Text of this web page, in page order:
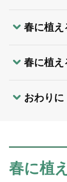
春に植え
春に植え
おわりに
春に植